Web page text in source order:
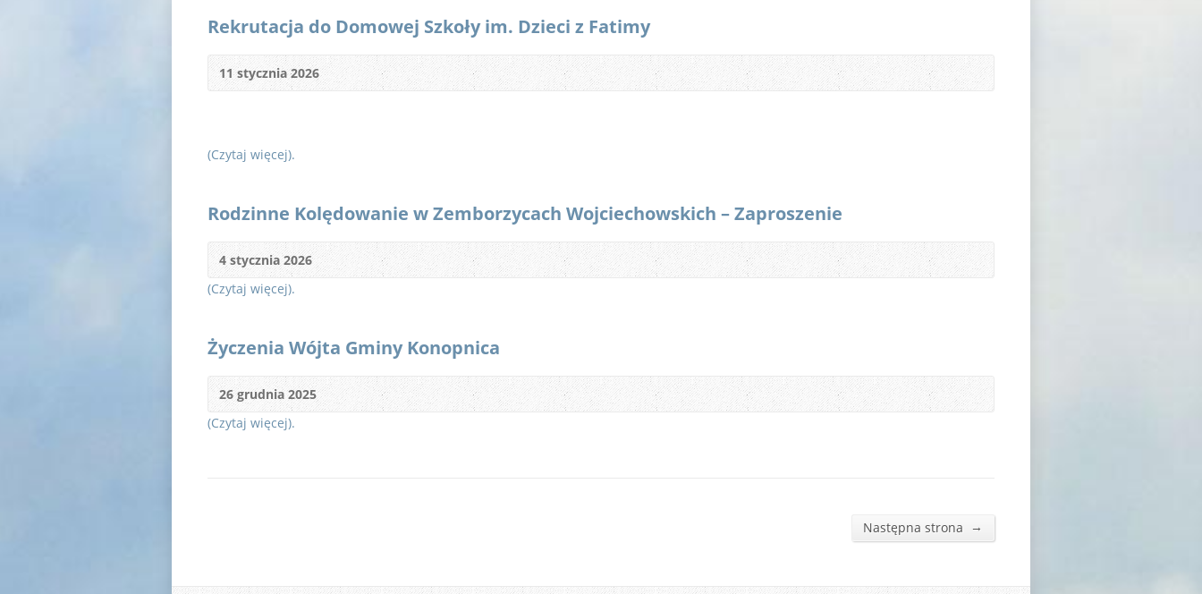
Rekrutacja do Domowej Szkoły im. Dzieci z Fatimy
11 stycznia 2026
(Czytaj więcej).
Rodzinne Kolędowanie w Zemborzycach Wojciechowskich – Zaproszenie
4 stycznia 2026
(Czytaj więcej).
Życzenia Wójta Gminy Konopnica
26 grudnia 2025
(Czytaj więcej).
Następna strona →